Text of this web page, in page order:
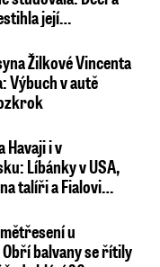
její…
Žilkové Vincenta
Výbuch v autě
Havaji i v
Líbánky v USA,
talíři a Fialovi…
u
Obří balvany se řítily